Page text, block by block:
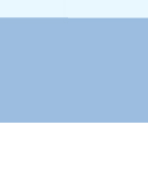
a evitare